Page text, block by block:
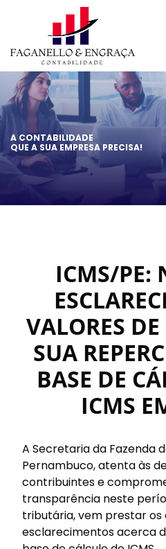
A CONTABILIDADE
QUE A SUA EMPRESA PRECISA!
ICMS/PE:
VALORES DE
SUA
BASE DE
ICMS
A Secretaria da Fazenda
Pernambuco, atenta às
contribuintes e
transparência neste
tributária, vem prestar os
esclarecimentos acerca